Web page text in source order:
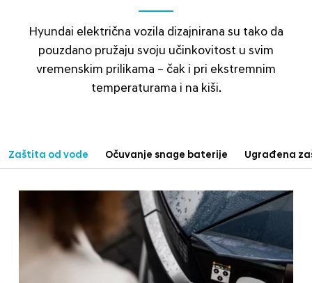
Hyundai električna vozila dizajnirana su tako da
pouzdano pružaju svoju učinkovitost u svim
vremenskim prilikama – čak i pri ekstremnim
temperaturama i na kiši.
Zaštita od vode Očuvanje snage baterije Ugrađena